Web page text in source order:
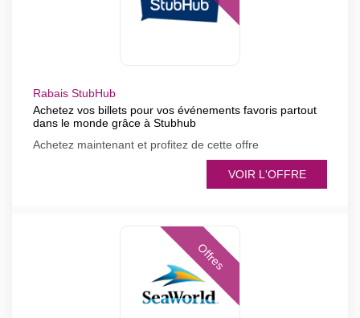
Rabais StubHub
Achetez vos billets pour vos événements favoris partout
dans le monde grâce à Stubhub
Achetez maintenant et profitez de cette offre
VOIR L'OFFRE
Offres